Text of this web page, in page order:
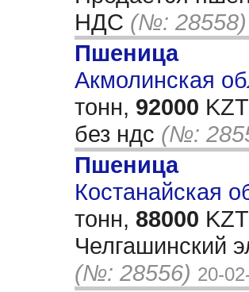
НДС (№: 28558)
Пшеница
Акмолинская
тонн, 92000
без ндс (№:
Пшеница
Костанайская
тонн, 88000
Челгашинский
(№: 28556) 20-